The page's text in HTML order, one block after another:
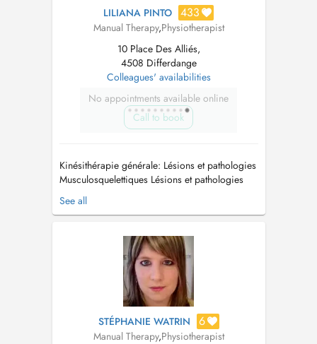
LILIANA PINTO 433
Manual Therapy,Physiotherapist
10 Place Des Alliés,
4508 Differdange
Colleagues' availabilities
No appointments available online
Call to book
Kinésithérapie générale: Lésions et pathologies
Musculosquelettiques Lésions et pathologies
Neurologiques Kinesitherapie pédiatrique
Kinésithérapie Cardio-respiratoire (du bébé à
Ergonomie et Santé au Travail Gestion de la
Douleur chronique Oncologie Dra...
See all
STÉPHANIE WATRIN 6
Manual Therapy,Physiotherapist